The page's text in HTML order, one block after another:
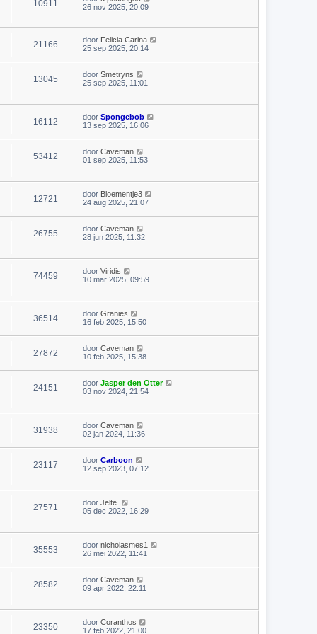
10911
26 nov 2025, 20:09
21166 door Felicia Carina
25 sep 2025, 20:14
13045 door Smetryns
25 sep 2025, 11:01
16112 door Spongebob
13 sep 2025, 16:06
53412 door Caveman
01 sep 2025, 11:53
12721 door Bloementje3
24 aug 2025, 21:07
26755 door Caveman
28 jun 2025, 11:32
74459 door Viridis
10 mar 2025, 09:59
36514 door Granies
16 feb 2025, 15:50
27872 door Caveman
10 feb 2025, 15:38
24151 door Jasper den Otter
03 nov 2024, 21:54
31938 door Caveman
02 jan 2024, 11:36
23117 door Carboon
12 sep 2023, 07:12
27571 door Jelte.
05 dec 2022, 16:29
35553 door nicholasmes1
26 mei 2022, 11:41
28582 door Caveman
09 apr 2022, 22:11
23350 door Coranthos
17 feb 2022, 21:00